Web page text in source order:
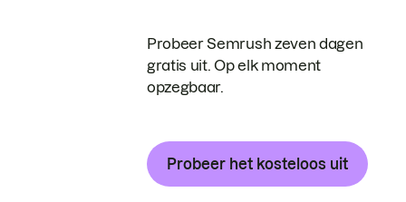
Probeer Semrush zeven dagen
gratis uit. Op elk moment
opzegbaar.
Probeer het kosteloos uit